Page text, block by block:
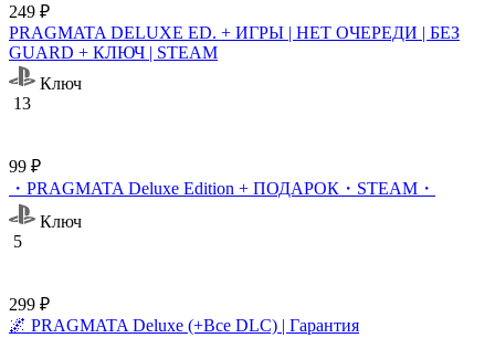
249 ₽
PRAGMATA DELUXE ED. + ИГРЫ | НЕТ ОЧЕРЕДИ | БЕЗ
GUARD + КЛЮЧ | STEAM
Ключ
13
99 ₽
・PRAGMATA Deluxe Edition + ПОДАРОК・STEAM・
Ключ
5
299 ₽
🌌 PRAGMATA Deluxe (+Все DLC) | Гарантия